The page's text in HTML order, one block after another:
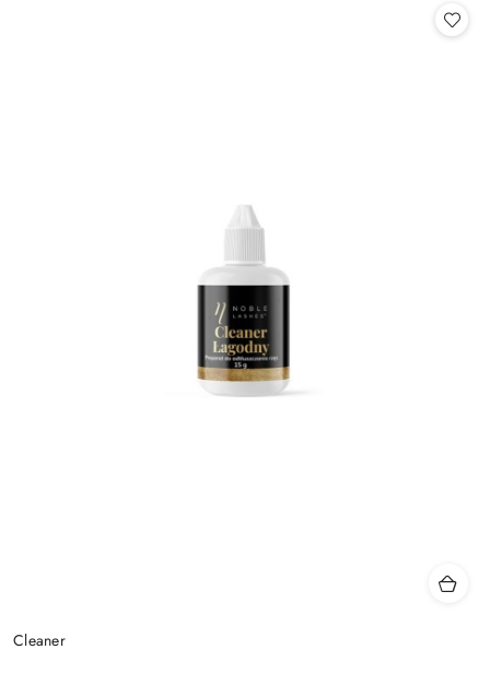
Cleaner